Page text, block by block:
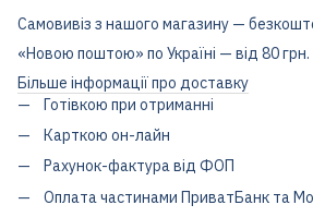
Самовивіз з нашого магазину —
«Новою поштою» по Україні — від 80 грн.
Більше інформації про доставку
Готівкою при отриманні
Карткою он-лайн
Рахунок-фактура від ФОП
Оплата частинами ПриватБанк та